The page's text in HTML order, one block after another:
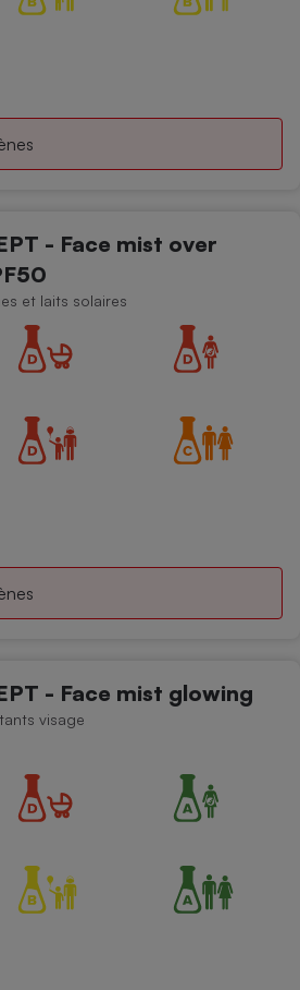
- Face mist over
et laits solaires
- Face mist glowing
visage